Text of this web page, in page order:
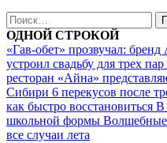
Найти:
ОДНОЙ СТРОКОЙ
«Гав-обет» прозвучал:
устроил свадьбу для трех пар
ресторан «Айна»
Сибири 6 перекусов после
как быстро восстановиться В
школьной формы
все случаи лета